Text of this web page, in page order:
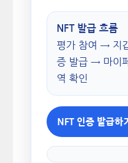
NFT 발급 흐름
평가 참여 → 지
증 발급 → 마이
역 확인
NFT 인증 발급하기